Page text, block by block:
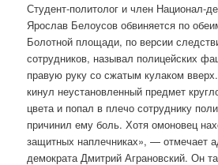
Студент-политолог и член Национал-
Ярослав Белоусов обвиняется по
Болотной площади, по версии
сотрудников, называл полицейских
правую руку со сжатым кулаком
кинул неустановленный предмет
цвета и попал в плечо сотруднику
причинил ему боль. Хотя омоновец
защитных наплечниках», — отмечает
демократа Дмитрий Аграновский. Он